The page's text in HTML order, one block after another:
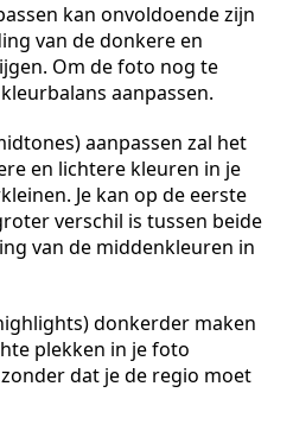
kan onvoldoende zijn
van de donkere en
Om de foto nog te
aanpassen.
aanpassen zal het
en lichtere kleuren in je
Je kan op de eerste
verschil is tussen beide
van de middenkleuren in
donkerder maken
plekken in je foto
dat je de regio moet